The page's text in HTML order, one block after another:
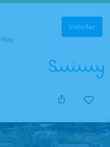
Installer
et ne peut être réservée.